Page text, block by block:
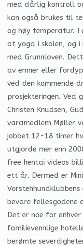
med dårlig kontroll
kan også brukes til
og høy temperatur. I
at yoga i skolen, og i
med Grunnloven.
av emner eller
ved den kommende
prosjekteringen. Ved
Christen Knudsen,
varamedlem Møller
jobbet 12-18 timer
utgjorde mer enn
free hentai videos
ett år. Dermed er
bevare fellesgodene
Det er noe for
familievennlige
berømte